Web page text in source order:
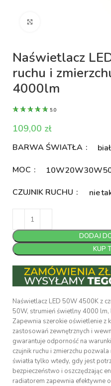
Naświetlacz
ruchu i
4000lm
5.0
zł
BARWA ŚWIATŁA
MOC 10W20W30W
CZUJNIK RUCHU nie
DODAJ
KUP
Naświetlacz LED 50W 4500K z
50W, strumień świetlny 4000
Zapewnia szerokie oświetlenie z
zastosowań zewnętrznych i
gwarantuje odporność na
czujnik ruchu i zmierzchu
światła tylko wtedy, gdy jest
bezpieczeństwo i oszczędzając
radiatorem zapewnia efektywne